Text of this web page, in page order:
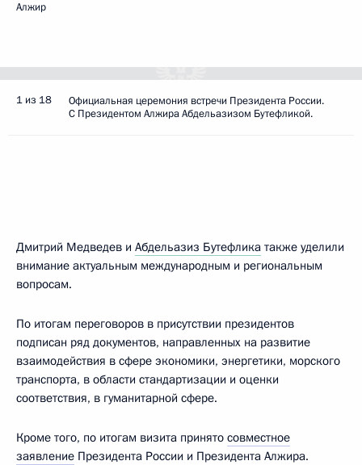
Алжир
1 из 18
Официальная церемония встречи Президента России.
С Президентом Алжира Абдельазизом Бутефликой.
Дмитрий Медведев и Абдельазиз Бутефлика также уделили
внимание актуальным международным и региональным
вопросам.
По итогам переговоров в присутствии президентов
подписан ряд документов, направленных на развитие
взаимодействия в сфере экономики, энергетики, морского
транспорта, в области стандартизации и оценки
соответствия, в гуманитарной сфере.
Кроме того, по итогам визита принято совместное
заявление Президента России и Президента Алжира.